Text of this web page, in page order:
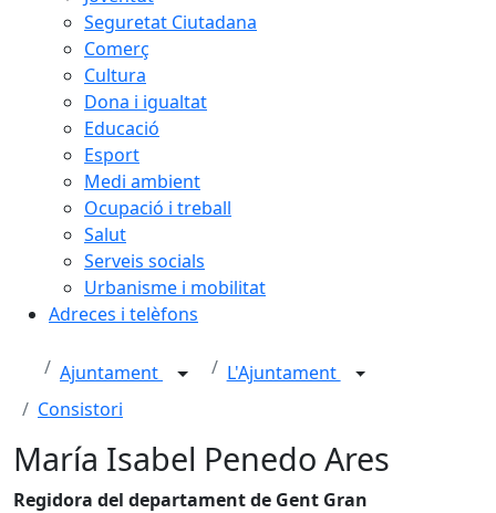
Seguretat Ciutadana
Comerç
Cultura
Dona i igualtat
Educació
Esport
Medi ambient
Ocupació i treball
Salut
Serveis socials
Urbanisme i mobilitat
Adreces i telèfons
Ajuntament
L'Ajuntament
Consistori
María Isabel Penedo Ares
Regidora del departament de Gent Gran